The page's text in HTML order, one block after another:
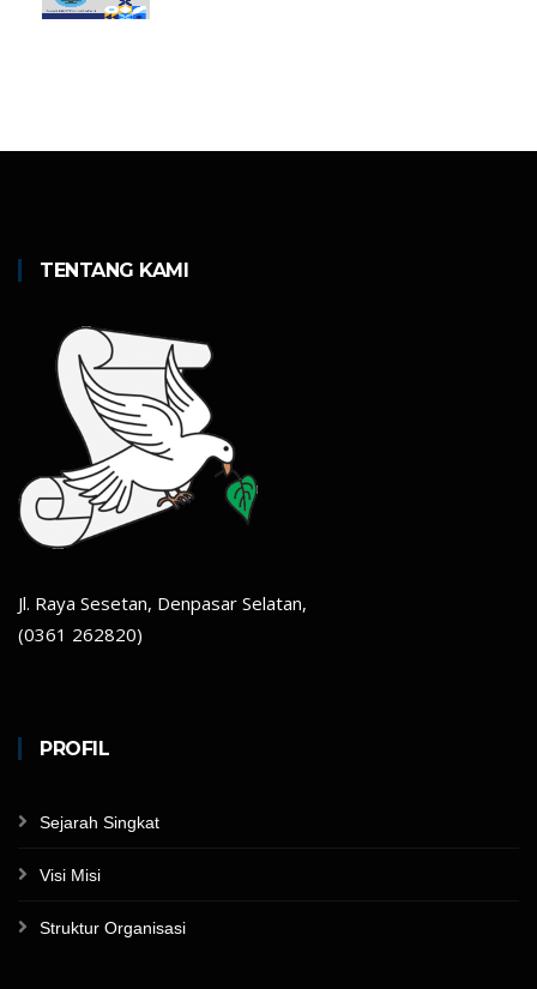
TENTANG KAMI
Jl. Raya Sesetan, Denpasar Selatan,
(0361 262820)
PROFIL
Sejarah Singkat
Visi Misi
Struktur Organisasi